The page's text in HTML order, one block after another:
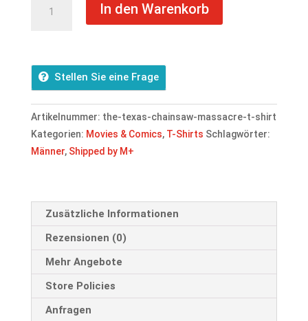
Texas
T-
Shirt
Menge
In den Warenkorb
Stellen Sie eine Frage
Artikelnummer: the-texas-chainsaw-massacre-t-shirt
Kategorien: Movies & Comics, T-Shirts Schlagwörter:
Männer, Shipped by M+
Zusätzliche Informationen
Rezensionen (0)
Mehr Angebote
Store Policies
Anfragen